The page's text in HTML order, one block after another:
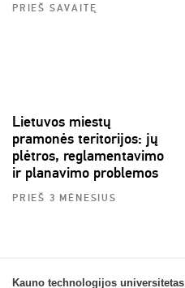
PRIEŠ SAVAITĘ
Lietuvos miestų
pramonės teritorijos: jų
plėtros, reglamentavimo
ir planavimo problemos
PRIEŠ 3 MĖNESIUS
Kauno technologijos universitetas